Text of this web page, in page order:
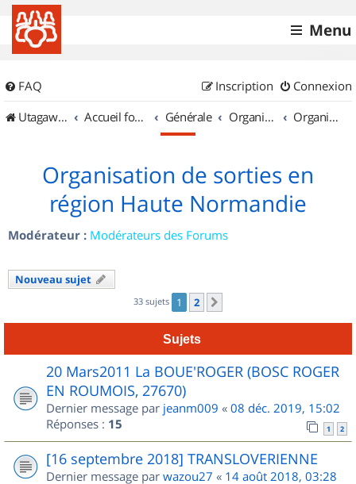
Menu
FAQ Connexion
Inscription
UtagawaVTT (Randos VTT et VTTAE avec traces GPS)
Accueil forum Générale Organisation de sorties & Recherche de partenaires Organisation de sorties en région Haute Normandie
Organisation de sorties en
région Haute Normandie
Modérateur : Modérateurs des Forums
Nouveau sujet
33 sujets 1 2
Sujets
20 Mars2011 La BOUE'ROGER (BOSC ROGER
EN ROUMOIS, 27670)
Dernier message par jeanm009 « 08 déc. 2019, 15:02
Réponses : 15 1 2
[16 septembre 2018] TRANSLOVERIENNE
Dernier message par wazou27 « 14 août 2018, 03:28